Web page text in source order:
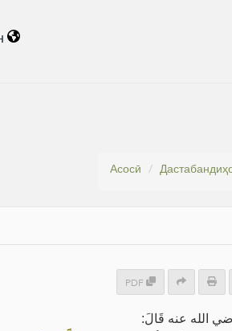
Асосӣ
PDF
الله عنه قَالَ: